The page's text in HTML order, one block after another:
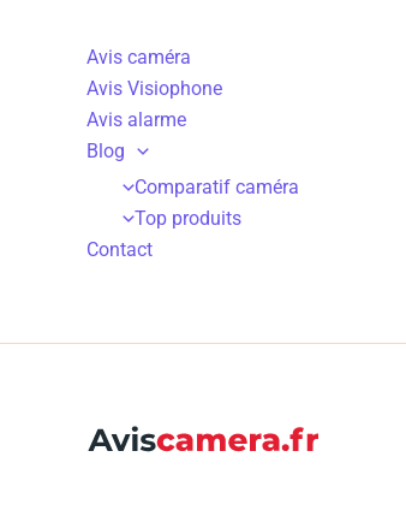
Avis caméra
Avis Visiophone
Avis alarme
Blog
Comparatif caméra
Top produits
Contact